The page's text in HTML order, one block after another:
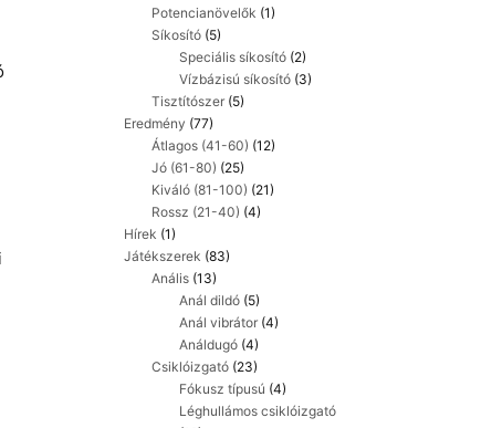
Potencianövelők (1)
Síkosító (5)
Speciális síkosító (2)
Vízbázisú síkosító (3)
Tisztítószer (5)
Eredmény (77)
Átlagos (41-60) (12)
Jó (61-80) (25)
Kiváló (81-100) (21)
Rossz (21-40) (4)
Hírek (1)
Játékszerek (83)
Anális (13)
Anál dildó (5)
Anál vibrátor (4)
Análdugó (4)
Csiklóizgató (23)
Fókusz típusú (4)
Léghullámos csiklóizgató